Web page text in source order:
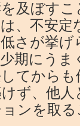
及ぼすこ
、不安定
さが挙げ
期にうま
てからも
ず、他人
ンを取る